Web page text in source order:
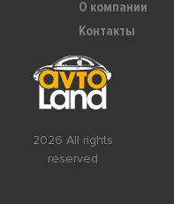
2026 All rights
reserved
О компании
Контакты